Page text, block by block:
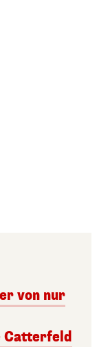
von nur
Catterfeld